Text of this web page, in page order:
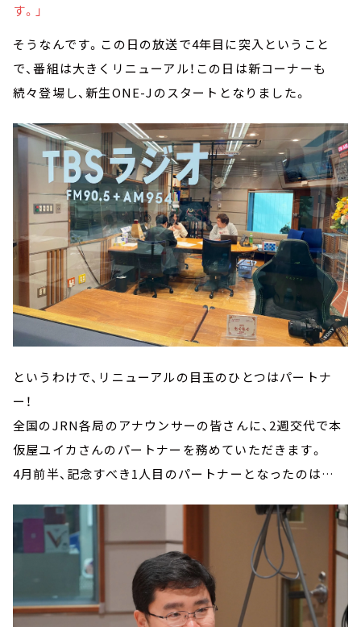
す。」
そうなんです。この日の放送で4年目に突入ということ
で、番組は大きくリニューアル！この日は新コーナーも
続々登場し、新生ONE-Jのスタートとなりました。
というわけで、リニューアルの目玉のひとつはパートナ
ー！
全国のJRN各局のアナウンサーの皆さんに、2週交代で本
仮屋ユイカさんのパートナーを務めていただきます。
4月前半、記念すべき1人目のパートナーとなったのは…